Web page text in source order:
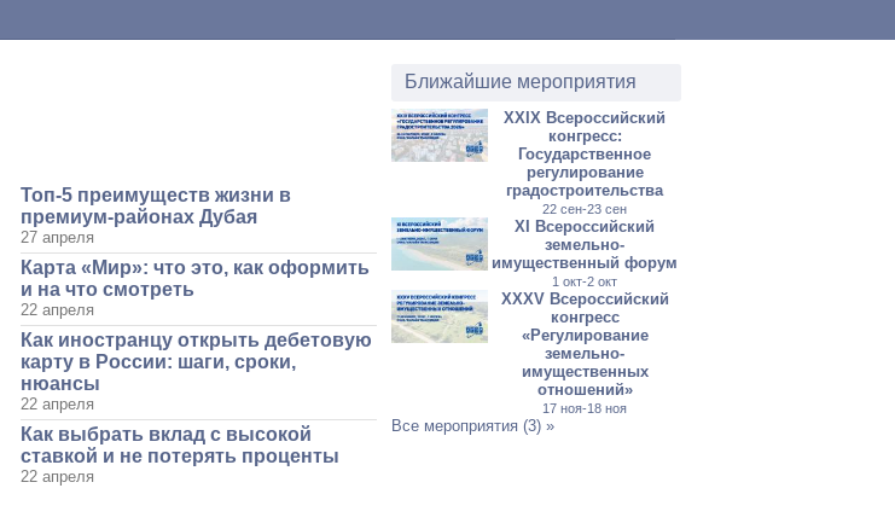
Ближайшие мероприятия
XXIX Всероссийский
конгресс:
Государственное
регулирование
градостроительства
22 сен-23 сен
XI Всероссийский
земельно-
имущественный форум
1 окт-2 окт
XXXV Всероссийский
конгресс
«Регулирование
земельно-
имущественных
отношений»
17 ноя-18 ноя
Все мероприятия (3) »
Топ-5 преимуществ жизни в
премиум-районах Дубая
27 апреля
Карта «Мир»: что это, как оформить
и на что смотреть
22 апреля
Как иностранцу открыть дебетовую
карту в России: шаги, сроки,
нюансы
22 апреля
Как выбрать вклад с высокой
ставкой и не потерять проценты
22 апреля